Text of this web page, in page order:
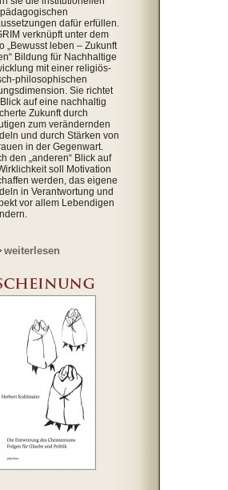
dafür erfüllen.
verknüpft unter dem
„Bewusst leben – Zukunft
Bildung für Nachhaltige
mit einer religiös-
philosophischen
Sie richtet
auf eine nachhaltig
Zukunft durch
zum verändernden
und durch Stärken von
in der Gegenwart.
den „anderen“ Blick auf
soll Motivation
werden, das eigene
in Verantwortung und
vor allem Lebendigen
weiterlesen